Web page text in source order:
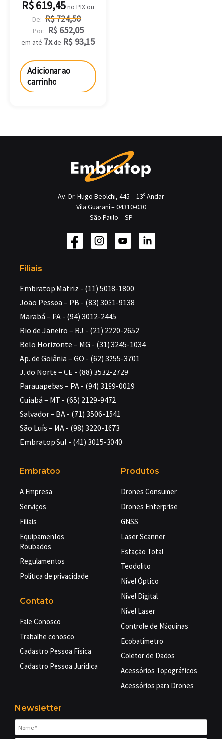
R$619,45no PIX ou
De: R$724,50
Por: R$652,05
em até 7xde R$ 93,15
Adicionar ao
carrinho
Av. Dr. Hugo Beolchi, 445 – 13º Andar
Vila Guarani – 04310-030
São Paulo – SP
Filiais
Embratop Matriz - (11) 5018-1800
João Pessoa – PB - (83) 3031-9138
Marabá – PA - (94) 3012-2445
Rio de Janeiro – RJ - (21) 2220-2652
Belo Horizonte – MG - (31) 3245-1034
Ap. de Goiânia – GO - (62) 3255-3701
J. do Norte – CE - (88) 3532-2729
Parauapebas – PA - (94) 3199-0019
Cuiabá – MT - (65) 2129-9472
Salvador – BA - (71) 3506-1541
São Luís – MA - (98) 3220-1673
Embratop Sul - (41) 3015-3040
Embratop
A Empresa
Serviços
Filiais
Equipamentos
Roubados
Regulamentos
Política de privacidade
Contato
Fale Conosco
Trabalhe conosco
Cadastro Pessoa Física
Cadastro Pessoa Jurídica
Produtos
Drones Consumer
Drones Enterprise
GNSS
Laser Scanner
Estação Total
Teodolito
Nível Óptico
Nível Digital
Nível Laser
Controle de Máquinas
Ecobatímetro
Coletor de Dados
Acessórios Topográficos
Acessórios para Drones
Newsletter